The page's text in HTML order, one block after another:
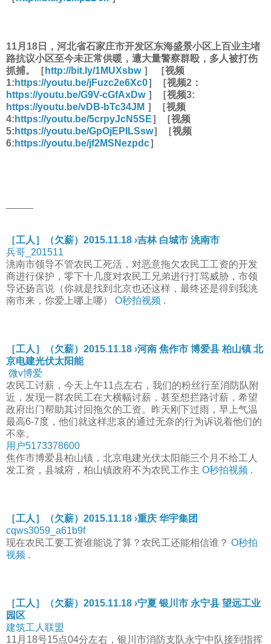
11月18日，河北省石家庄市开发区东海盛景小区上百业主堵
路抗议小区至今未正常供暖，遭大量警察群殴，多人被打伤
抓捕。［ http://bit.ly/1MUXsbw ］ ［视频
1: https://youtu.be/jFuzc2e6Xc0］［视频2：
https://youtu.be/G9V-cGfAxDw ］［视频3:
https://youtu.be/vDB-bTc34JM ］［视频
4: https://youtu.be/5crpyJcN5SE］［视频
5: https://youtu.be/GpOjEPILSsw］［视频
6: https://youtu.be/jf2MSNezpdc］
［工人］（欠薪）2015.11.18 ›吉林 白城市 洮南市
兵哥_201511
洮南市领导不管农民工死活，对恶意拖欠农民工工资的开发
商进行保护，零下十几度对农民工兄弟进行打骂威胁，市领
导还扬言说（你就是找到北京也还这样，最终还是得到我洮
南市来，你爱上哪上哪） O秒拍视频 .
［工人］（欠薪）2015.11.18 ›河南 焦作市 博爱县 柏山镇 北
京电建光伏太阳能
微v博爱
农民工讨薪，今天上午11点左右，我们的粉丝行至消防队附
近，发现一群农民工在大横幅讨薪，甚至想拦路讨薪，希望
政府出门帮助其讨回拖欠的工资。昨天刚下过雨，早上气温
最高6-7度，他们就这样悲哀的通过无奈的行为诉说着他们的
不幸。
用户5173378600
焦作市博爱县柏山镇，北京电建光伏太阳能三个月不给工人
发工资，县城府，柏山镇政府不为农民工作主 O秒拍视频 .
［工人］（欠薪）2015.11.18 ›重庆 华宇集团
cqws3059_a61b9f
现在农民工要工资谁能说了算？农民工还能相信谁？ O秒拍
视频 .
［工人］（欠薪）2015.11.18 ›宁夏 银川市 永宁县 望远工业
园区
建筑工人联盟
11月18号15点04分左右，银川市消防支队永宁中队接到指挥